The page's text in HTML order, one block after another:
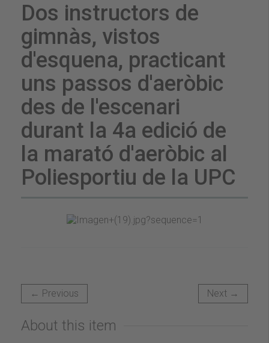
Dos instructors de
gimnàs, vistos
d'esquena, practicant
uns passos d'aeròbic
des de l'escenari
durant la 4a edició de
la marató d'aeròbic al
Poliesportiu de la UPC
← Previous Next →
About this item